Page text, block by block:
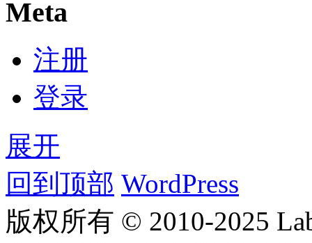
Meta
注册
登录
展开
回到顶部 WordPress
版权所有 © 2010-2025